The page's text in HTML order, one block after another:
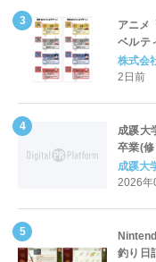
アニメ
ベルテ
対応に
株式会
2日前
成蹊大
卒業(
全国
4.3pt）
成蹊大
2026年
釣り日